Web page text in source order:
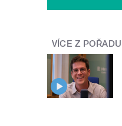
VÍCE Z POŘADU